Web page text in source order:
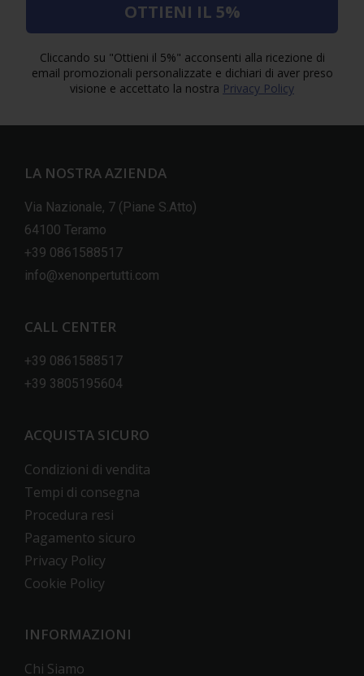
OTTIENI IL 5%
Cliccando su "Ottieni il 5%" acconsenti alla ricezione di
email promozionali personalizzate e dichiari di aver preso
visione e accettato la nostra Privacy Policy
LA NOSTRA AZIENDA
Via Nazionale, 7 (Piane S.Atto)
64100 Teramo
+39 0861588517
info@xenonpertutti.com
CALL CENTER
+39 0861588517
+39 3805195604
ACQUISTA SICURO
Condizioni di vendita
Tempi di consegna
Procedura resi
Pagamento sicuro
Privacy Policy
Cookie Policy
INFORMAZIONI
Chi Siamo